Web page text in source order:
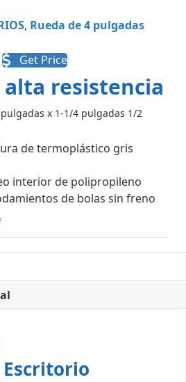
, Rueda de 4 pulgadas
Get Price
alta resistencia
x 1-1/4 pulgadas 1/2
de termoplástico gris
interior de polipropileno
de bolas sin freno
Escritorio